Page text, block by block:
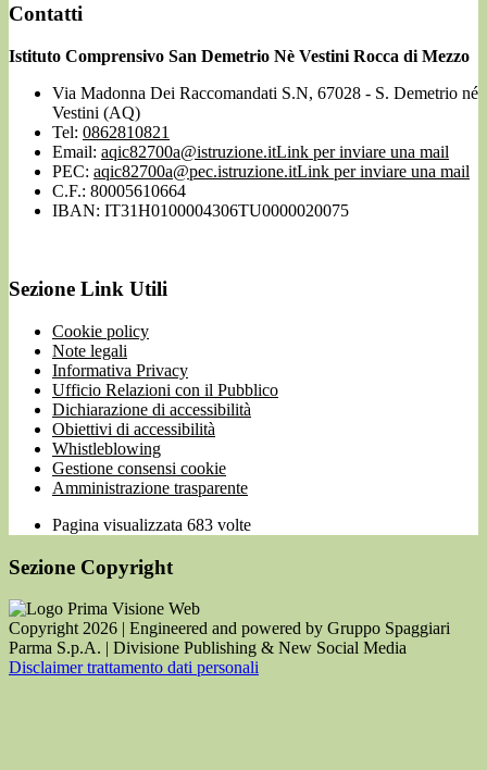
Contatti
Istituto Comprensivo San Demetrio Nè Vestini Rocca di Mezzo
Via Madonna Dei Raccomandati S.N, 67028 - S. Demetrio né
Vestini (AQ)
Tel: 0862810821
Email: aqic82700a@istruzione.itLink per inviare una mail
PEC: aqic82700a@pec.istruzione.itLink per inviare una mail
C.F.: 80005610664
IBAN: IT31H0100004306TU0000020075
Sezione Link Utili
Cookie policy
Note legali
Informativa Privacy
Ufficio Relazioni con il Pubblico
Dichiarazione di accessibilità
Obiettivi di accessibilità
Whistleblowing
Gestione consensi cookie
Amministrazione trasparente
Pagina visualizzata 683 volte
Sezione Copyright
Copyright 2026 | Engineered and powered by Gruppo Spaggiari
Parma S.p.A. | Divisione Publishing & New Social Media
Disclaimer trattamento dati personali